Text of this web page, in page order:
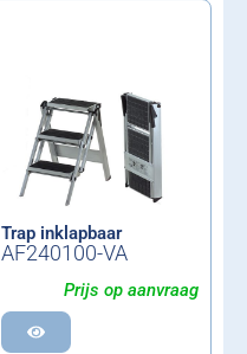
Trap inklapbaar
AF240100-VA
Prijs op aanvraag